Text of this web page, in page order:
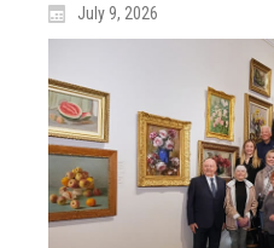
July 9, 2026